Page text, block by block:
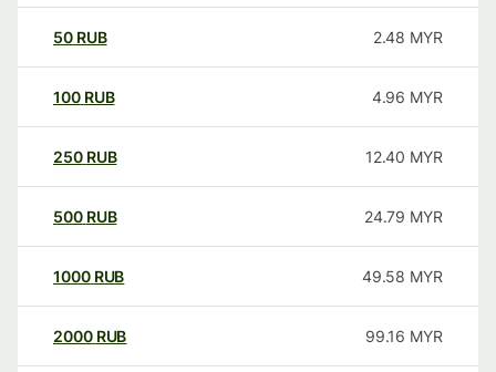
50 RUB 2.48 MYR
100 RUB 4.96 MYR
250 RUB 12.40 MYR
500 RUB 24.79 MYR
1000 RUB 49.58 MYR
2000 RUB 99.16 MYR